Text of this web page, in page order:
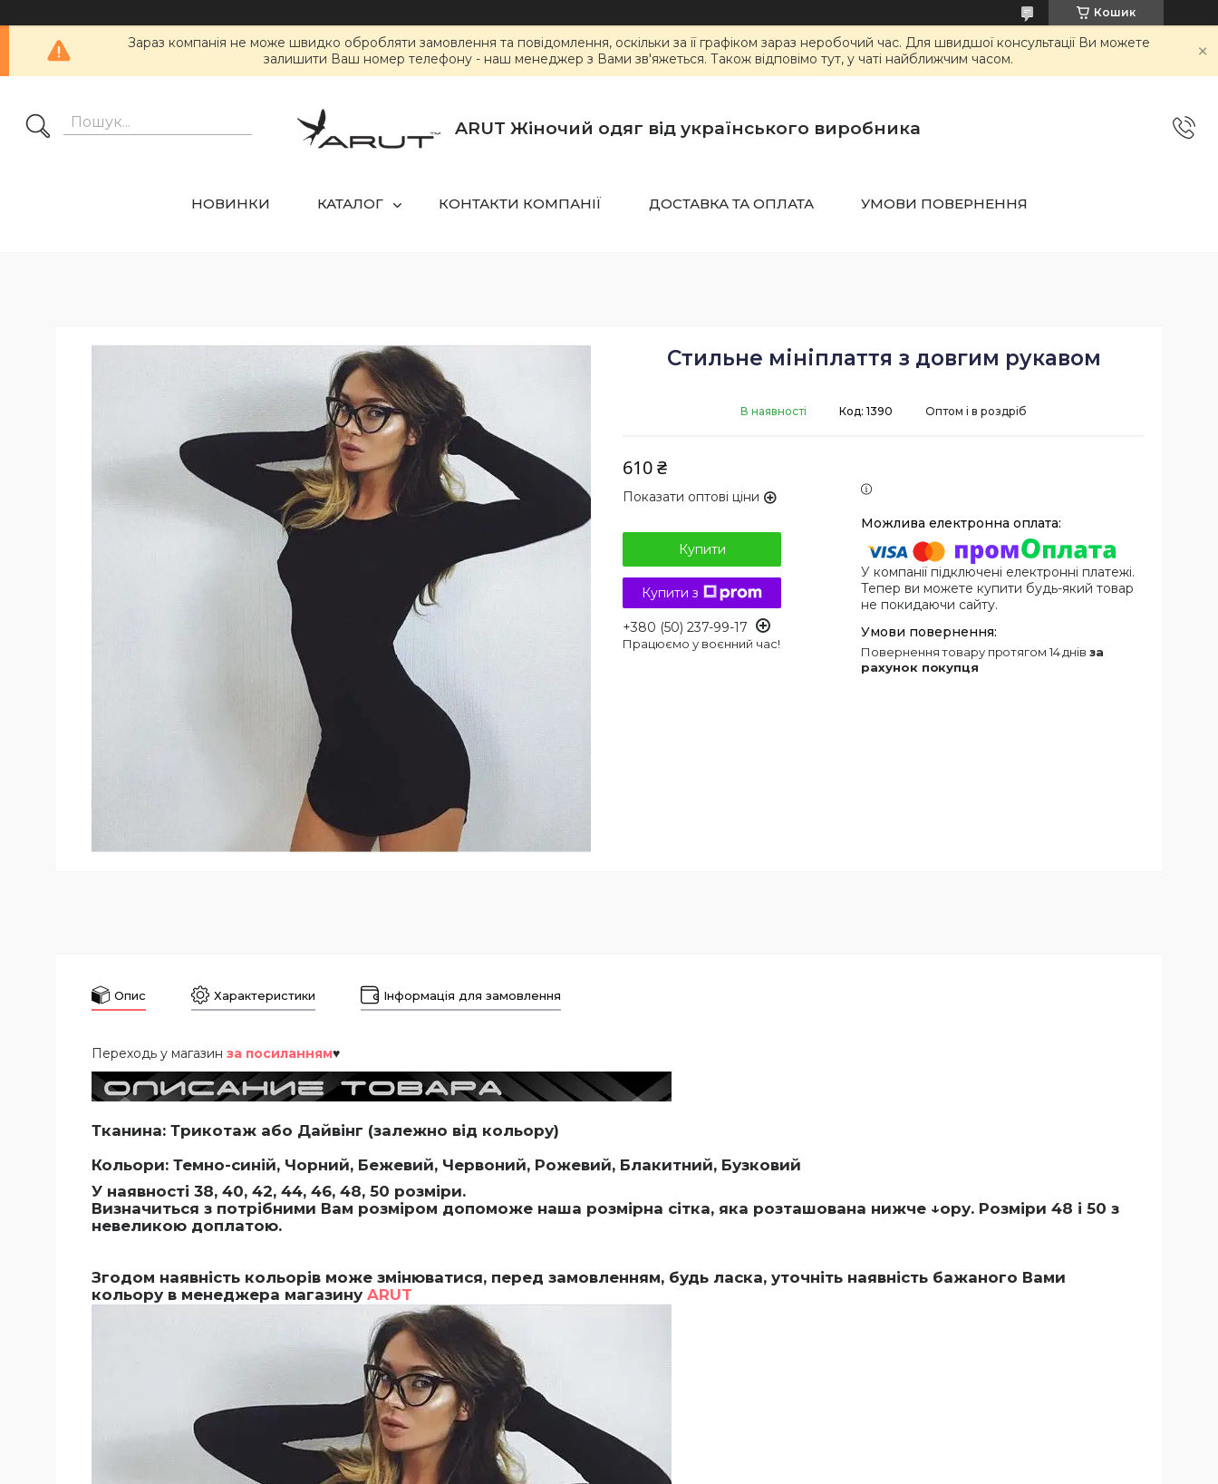
Кошик
Зараз компанія не може швидко обробляти замовлення та повідомлення, оскільки за її графіком зараз неробочий час. Для швидшої консультації Ви можете
залишити Ваш номер телефону - наш менеджер з Вами зв'яжеться. Також відповімо тут, у чаті найближчим часом.
ARUT Жіночий одяг від українського виробника
НОВИНКИ КАТАЛОГ КОНТАКТИ КОМПАНІЇ ДОСТАВКА ТА ОПЛАТА УМОВИ ПОВЕРНЕННЯ
Стильне мініплаття з довгим рукавом
В наявності Оптом і в роздріб
Код: 1390
610 ₴
Показати оптові ціни
Купити
Купити з
+380 (50) 237-99-17
Працюємо у воєнний час!
У компанії підключені електронні платежі.
Тепер ви можете купити будь-який товар
не покидаючи сайту.
повернення товару протягом 14 днів за
рахунок покупця
Опис Характеристики Інформація для замовлення
Переходь у магазин за посиланням♥
Тканина: Трикотаж або Дайвінг (залежно від кольору)
Кольори: Темно-синій, Чорний, Бежевий, Червоний, Рожевий, Блакитний, Бузковий
У наявності 38, 40, 42, 44, 46, 48, 50 розміри.
Визначиться з потрібними Вам розміром допоможе наша розмірна сітка, яка розташована нижче ↓ору. Розміри 48 і 50 з
невеликою доплатою.
Згодом наявність кольорів може змінюватися, перед замовленням, будь ласка, уточніть наявність бажаного Вами
кольору в менеджера магазину ARUT